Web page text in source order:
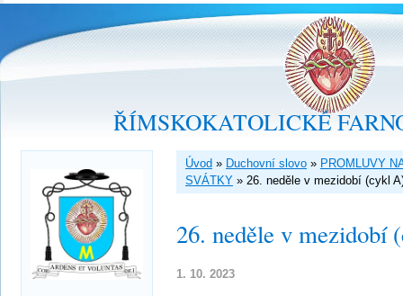
ŘÍMSKOKATOLICKÉ
Úvod » Duchovní slovo » PROMLUVY
SVÁTKY » 26. neděle v mezidobí (cykl
26. neděle v mezidobí
1. 10. 2023